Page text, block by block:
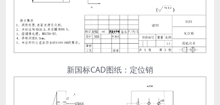
新国标CAD图纸：定位销